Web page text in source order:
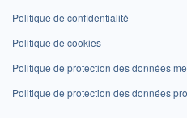
Politique de confidentialité
Politique de cookies
Politique de protection des données
Politique de protection des données